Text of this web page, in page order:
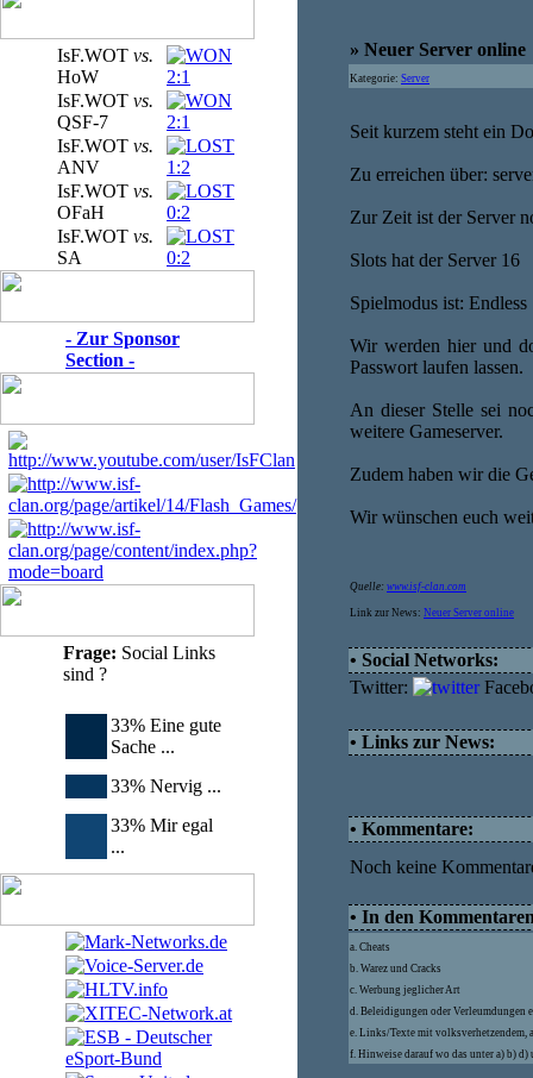
IsF.WOT vs.
HoW
2:1
IsF.WOT vs.
QSF-7
2:1
IsF.WOT vs.
ANV
1:2
IsF.WOT vs.
OFaH
0:2
IsF.WOT vs.
SA
0:2
- Zur Sponsor
Section -
Frage: Social Links
sind ?
33% Eine gute
Sache ...
33% Nervig ...
33% Mir egal
...
» Neuer Server online
Kategorie: Server
Seit kurzem steht ein
Zu erreichen über:
Zur Zeit ist der Server
Slots hat der Server 16
Spielmodus ist: Endless
Wir werden hier und
Passwort laufen lassen.
An dieser Stelle sei
weitere Gameserver.
Zudem haben wir die
Wir wünschen euch
Quelle: www.isf-clan.com
Link zur News: Neuer Server online
• Social Networks:
Twitter:
• Links zur News:
• Kommentare:
Noch keine
• In den
a. Cheats
b. Warez und Cracks
c. Werbung jeglicher Art
d. Beleidigungen oder Verleumdungen
e. Links/Texte mit volksverhetzendem,
f. Hinweise darauf wo das unter a) b)